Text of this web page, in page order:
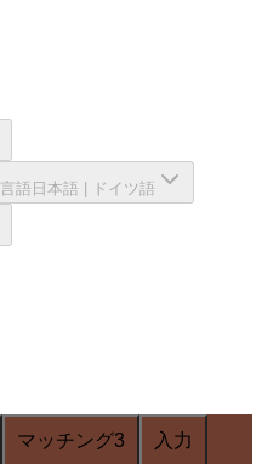
言語 日本語 ドイツ語
マッチング3 入力